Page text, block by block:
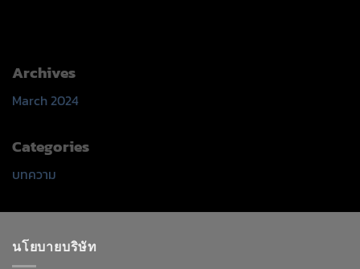
Archives
March 2024
Categories
บทความ
นโยบายบริษัท